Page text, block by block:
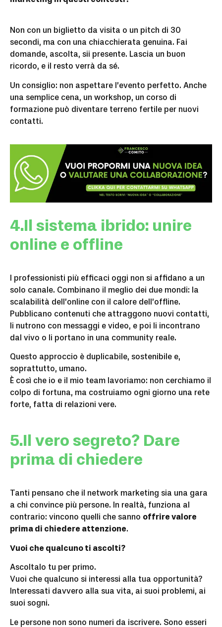
Non con un biglietto da visita o un pitch di 30
secondi, ma con una chiacchierata genuina. Fai
domande, ascolta, sii presente. Lascia un buon
ricordo, e il resto verrà da sé.
Un consiglio: non aspettare l’evento perfetto. Anche
una semplice cena, un workshop, un corso di
formazione può diventare terreno fertile per nuovi
contatti.
4.Il sistema ibrido: unire
online e offline
I professionisti più efficaci oggi non si affidano a un
solo canale. Combinano il meglio dei due mondi: la
scalabilità dell’online con il calore dell’offline.
Pubblicano contenuti che attraggono nuovi contatti,
li nutrono con messaggi e video, e poi li incontrano
dal vivo o li portano in una community reale.
Questo approccio è duplicabile, sostenibile e,
soprattutto, umano.
È così che io e il mio team lavoriamo: non cerchiamo il
colpo di fortuna, ma costruiamo ogni giorno una rete
forte, fatta di relazioni vere.
5.Il vero segreto? Dare
prima di chiedere
Tanti pensano che il network marketing sia una gara
a chi convince più persone. In realtà, funziona al
contrario: vincono quelli che sanno offrire valore
prima di chiedere attenzione.
Vuoi che qualcuno ti ascolti?
Ascoltalo tu per primo.
Vuoi che qualcuno si interessi alla tua opportunità?
Interessati davvero alla sua vita, ai suoi problemi, ai
suoi sogni.
Le persone non sono numeri da iscrivere. Sono esseri